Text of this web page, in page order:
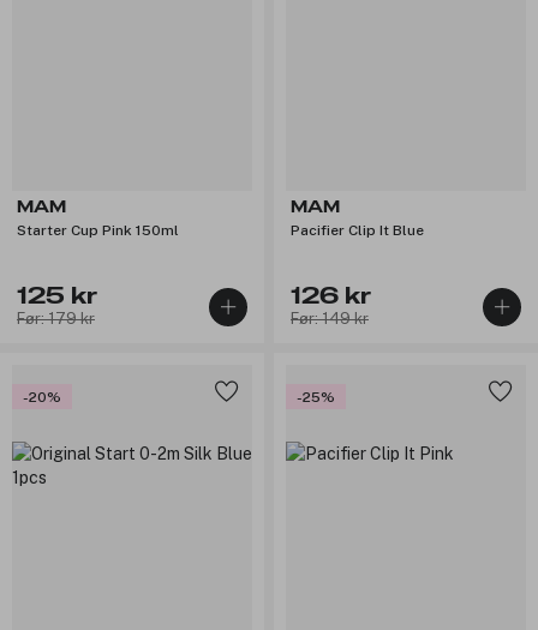
MAM
Starter Cup Pink 150ml
125 kr
Før: 179 kr
MAM
Pacifier Clip It Blue
126 kr
Før: 149 kr
-20% -25%